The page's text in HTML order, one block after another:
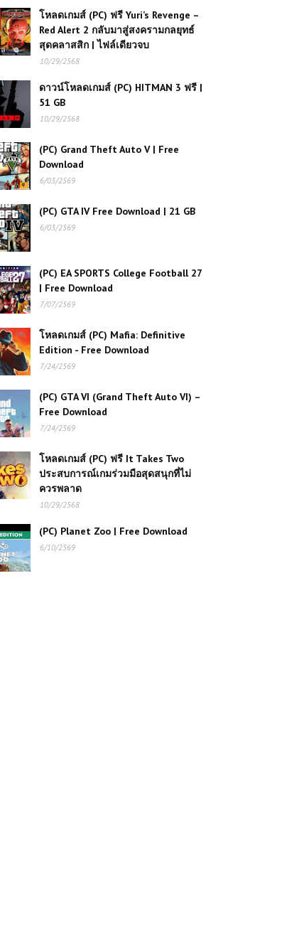
โหลดเกมส์ (PC) ฟรี Need for Speed
Underground 2 การแข่งรถใต้ดิน
(PC) Farming Simulator 22 |
Free Download
(PC) Lawn Mowing Simulator |
Free Download
(PC) FIFA 15 PC | Free
(PC) The Sims Legacy
Collection Free Download
(PC) The Arrival Free
Download
โหลดเกมส์ (PC) ฟรี The Callisto
Protocol เกมสยองขวัญเอาชีวิตรอดสุด
หลอนบนดาวเคราะห์มืด
โหลดเกมส์ (PC) ฟรี Grand Theft
Auto V | Free Download
โหลดเกมส์ (PC) ฟรี Brutal Legend
เกมแอคชั่นสายร็อก มันส์สะใจโลกเมทัล
สุดเดือด 🎸🔥
โหลดเกมส์ (PC) ฟรี Yuri’s Revenge –
Red Alert 2 กลับมาสู่สงครามกลยุทธ์
สุดคลาสสิก | ไฟล์เดียวจบ
10/29/2568
ดาวน์โหลดเกมส์ (PC) HITMAN 3 ฟรี |
51 GB
10/29/2568
(PC) Grand Theft Auto V | Free
Download
6/03/2569
(PC) GTA IV Free Download | 21 GB
6/03/2569
(PC) EA SPORTS College Football 27
| Free Download
7/07/2569
โหลดเกมส์ (PC) Mafia: Definitive
Edition - Free Download
7/24/2569
(PC) GTA VI (Grand Theft Auto VI) –
Free Download
7/24/2569
โหลดเกมส์ (PC) ฟรี It Takes Two
ประสบการณ์เกมร่วมมือสุดสนุกที่ไม่
ควรพลาด
10/29/2568
(PC) Planet Zoo | Free Download
6/10/2569